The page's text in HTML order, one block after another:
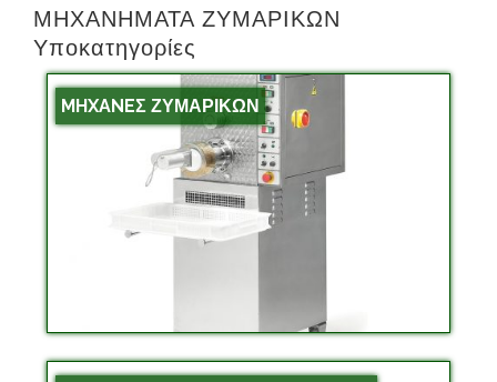
ΜΗΧΑΝΗΜΑΤΑ ΖΥΜΑΡΙΚΩΝ
Υποκατηγορίες
MHXANEΣ ΖΥΜΑΡΙΚΩΝ